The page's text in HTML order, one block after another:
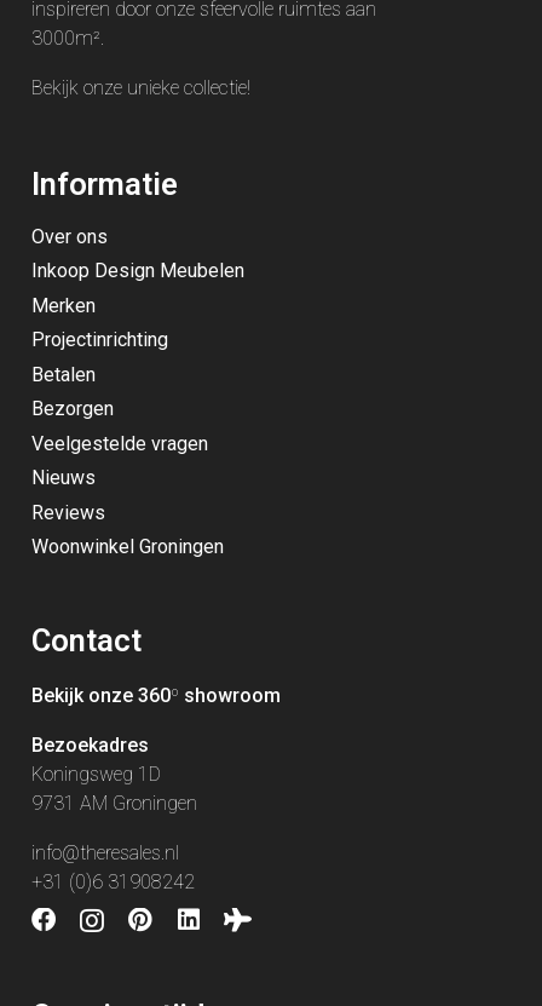
inspireren door onze sfeervolle ruimtes aan
3000m².
Bekijk onze unieke collectie!
Informatie
Over ons
Inkoop Design Meubelen
Merken
Projectinrichting
Betalen
Bezorgen
Veelgestelde vragen
Nieuws
Reviews
Woonwinkel Groningen
Contact
Bekijk onze 360º showroom
Bezoekadres
Koningsweg 1D
9731 AM Groningen
info@theresales.nl
+31 (0)6 31908242